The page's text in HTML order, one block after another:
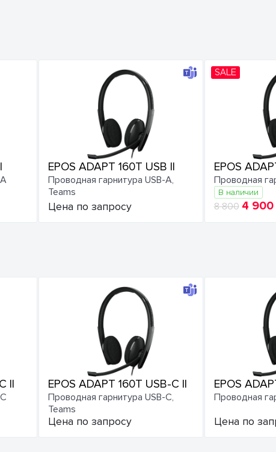
EPOS ADAPT 160T USB II
Проводная гарнитура USB-A,
Teams
Цена по запросу
SALE
EPOS
Проводная
В наличии
8 800 4 900
II EPOS ADAPT 160T USB-C II
Проводная гарнитура USB-C,
Teams
Цена по запросу
EPOS
Проводная
Цена по